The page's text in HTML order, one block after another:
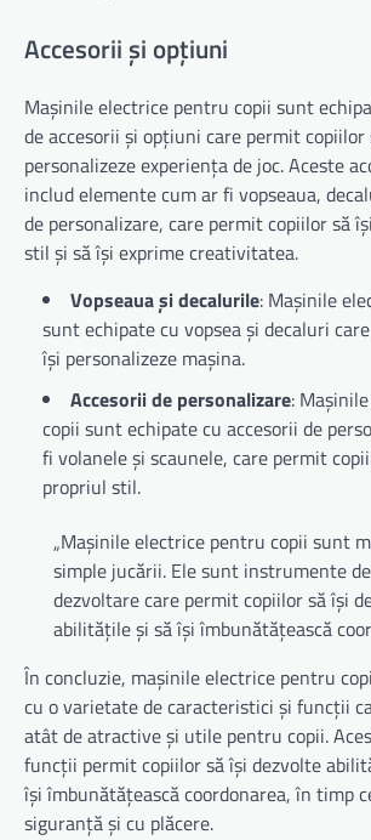
Accesorii și opțiuni
Mașinile electrice pentru copii sunt
de accesorii și opțiuni care permit copiilor
personalizeze experiența de joc. Aceste
includ elemente cum ar fi vopseaua,
de personalizare, care permit copiilor să
stil și să își exprime creativitatea.
Vopseaua și decalurile: Mașinile
sunt echipate cu vopsea și decaluri
își personalizeze mașina.
Accesorii de personalizare:
copii sunt echipate cu accesorii de
fi volanele și scaunele, care permit
propriul stil.
„Mașinile electrice pentru copii sunt
simple jucării. Ele sunt instrumente
dezvoltare care permit copiilor să își
abilitățile și să își îmbunătățească
În concluzie, mașinile electrice pentru
cu o varietate de caracteristici și funcții
atât de atractive și utile pentru copii.
funcții permit copiilor să își dezvolte
își îmbunătățească coordonarea, în timp
siguranță și cu plăcere.